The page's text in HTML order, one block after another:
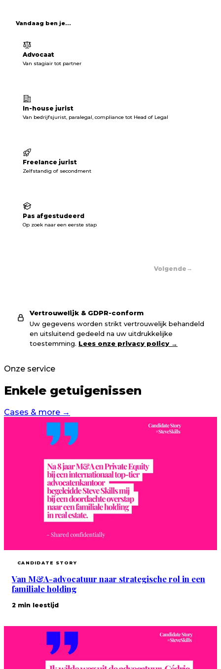
Vandaag ben je...
Advocaat
Van stagiair tot partner
In-house jurist
Van bedrijfsjurist, paralegal, compliance tot Head of Legal
Freelance jurist
Zelfstandig of secondment
Pas afgestudeerd
Op zoek naar een eerste stap
Volgende →
Vertrouwelijk & GDPR-conform
Uw gegevens worden strikt vertrouwelijk behandeld
en uitsluitend gedeeld na uw uitdrukkelijke
toestemming. Lees onze privacy policy →
Onze service
Enkele getuigenissen
Cases & more →
CANDIDATE STORY
Van M&A-advocatuur naar strategische rol in een
familiale holding
2 min leestijd